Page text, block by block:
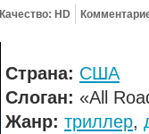
Качество: HD
Страна: США
Слоган: «All
Жанр: триллер,